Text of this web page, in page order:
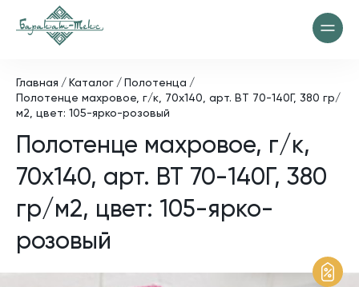
Главная Каталог
Полотенца
Полотенце махровое, г/к, 70х140, арт. ВТ 70-140Г, 380 гр/
м2, цвет: 105-ярко-розовый
Полотенце махровое, г/к,
70х140, арт. ВТ 70-140Г, 380
гр/м2, цвет: 105-ярко-
розовый